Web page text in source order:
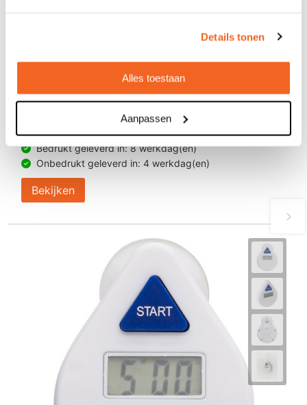
Details tonen
Alles toestaan
Aanpassen
Zandloper Tinix
Bedrukt geleverd in: 8 werkdag(en)
Onbedrukt geleverd in: 4 werkdag(en)
Bekijken